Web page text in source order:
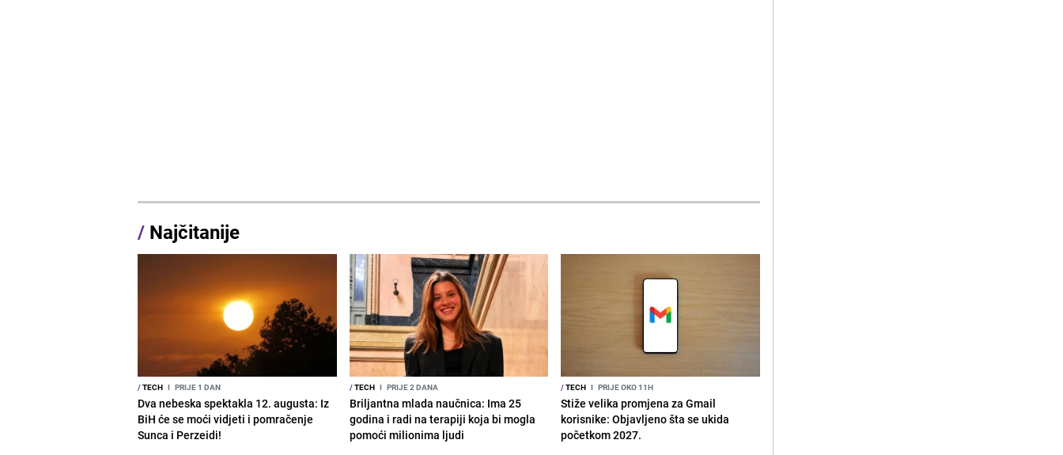
/ Najčitanije
/TECH I PRIJE 1 DAN
Dva nebeska spektakla 12. augusta: Iz
BiH će se moći vidjeti i pomračenje
Sunca i Perzeidi!
/TECH I PRIJE 2 DANA
Briljantna mlada naučnica: Ima 25
godina i radi na terapiji koja bi mogla
pomoći milionima ljudi
/TECH I PRIJE OKO 11H
Stiže velika promjena za Gmail
korisnike: Objavljeno šta se ukida
početkom 2027.